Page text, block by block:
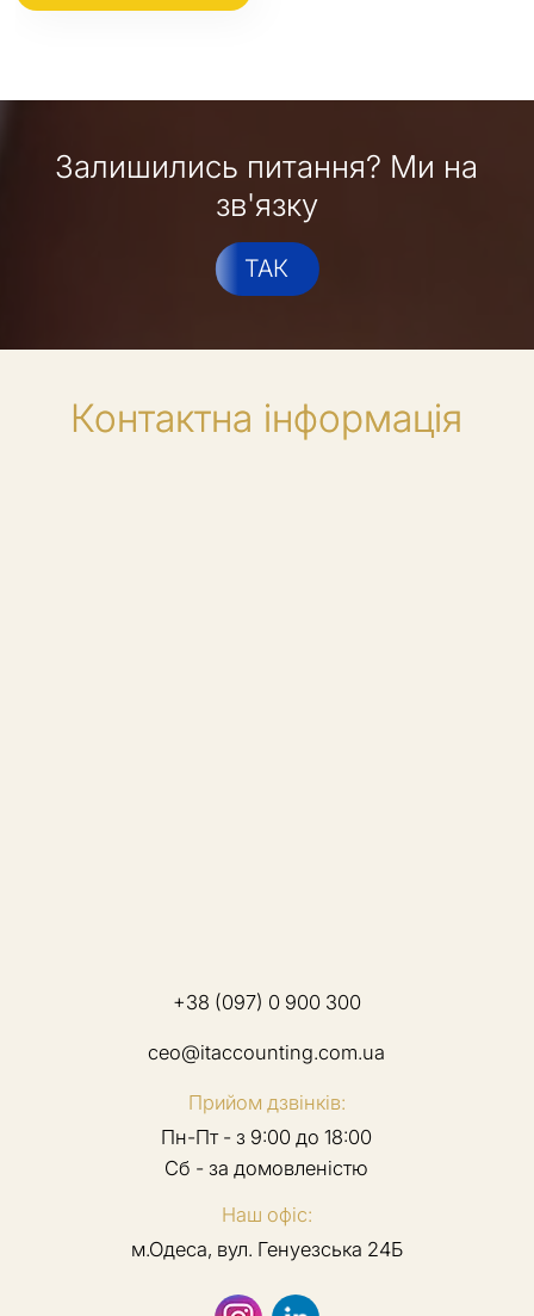
Залишились питання? Ми на
зв'язку
ТАК
Контактна інформація
+38 (097) 0 900 300
ceo@itaccounting.com.ua
Прийом дзвінків:
Пн-Пт - з 9:00 до 18:00
Сб - за домовленістю
Наш офіс:
м.Одеса, вул. Генуезська 24Б